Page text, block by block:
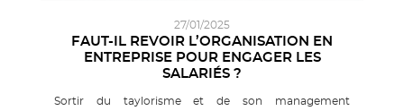
27/01/2025
FAUT-IL REVOIR L’ORGANISATION EN
ENTREPRISE POUR ENGAGER LES
SALARIÉS ?
Sortir du taylorisme et de son management